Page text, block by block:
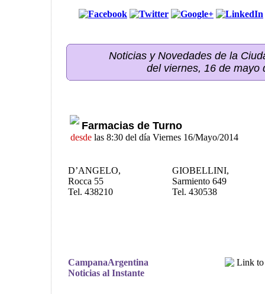
Noticias y Novedades de la
del viernes, 16 de mayo
Farmacias de Turno
desde las 8:30 del día Viernes 16/Mayo/2014
D’ANGELO,
Rocca 55
Tel. 438210
GIOBELLINI,
Sarmiento 649
Tel. 430538
CampanaArgentina
Noticias al Instante